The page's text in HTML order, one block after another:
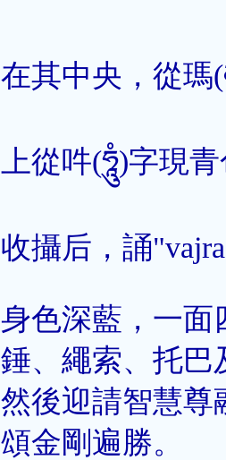
在其中央，從
上從吽(ཧཱུཾ)字現
收攝后，誦
身色深藍，一面
錘、繩索、托巴
然後迎請智慧尊
頌金剛遍勝。